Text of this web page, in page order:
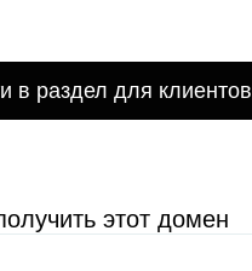
в раздел для клиентов
этот домен